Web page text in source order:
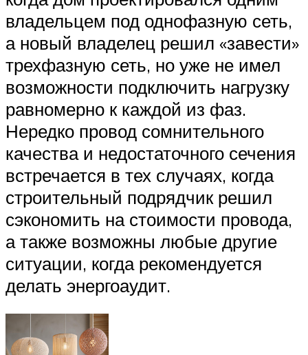
владельцем под однофазную сеть,
а новый владелец решил «завести»
трехфазную сеть, но уже не имел
возможности подключить нагрузку
равномерно к каждой из фаз.
Нередко провод сомнительного
качества и недостаточного сечения
встречается в тех случаях, когда
строительный подрядчик решил
сэкономить на стоимости провода,
а также возможны любые другие
ситуации, когда рекомендуется
делать энергоаудит.